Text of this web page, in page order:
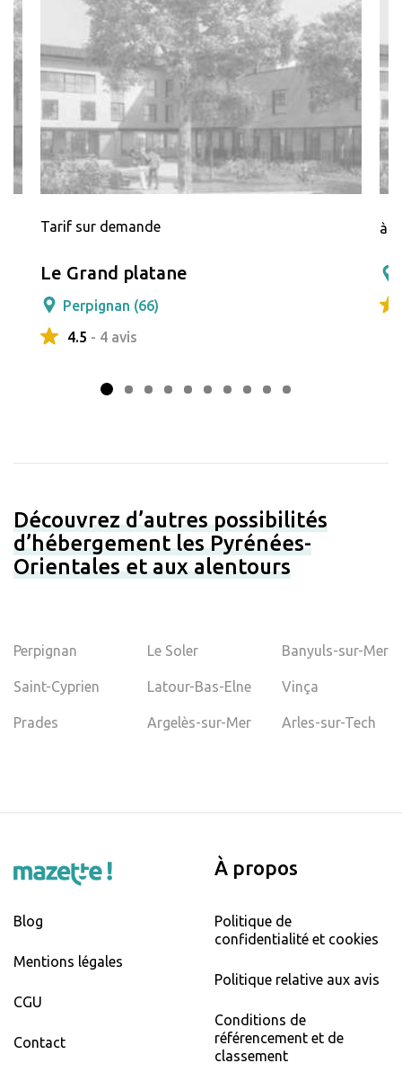
Tarif sur demande
Le Grand platane
Perpignan (66)
4.5 - 4 avis
à
Découvrez d’autres possibilités
d’hébergement les Pyrénées-
Orientales et aux alentours
Perpignan Le Soler Banyuls-sur-Mer
Saint-Cyprien Latour-Bas-Elne Vinça
Prades Argelès-sur-Mer Arles-sur-Tech
Blog
Mentions légales
CGU
Contact
À propos
Politique de
confidentialité et cookies
Politique relative aux avis
Conditions de
référencement et de
classement